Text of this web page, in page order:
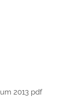
2013 pdf